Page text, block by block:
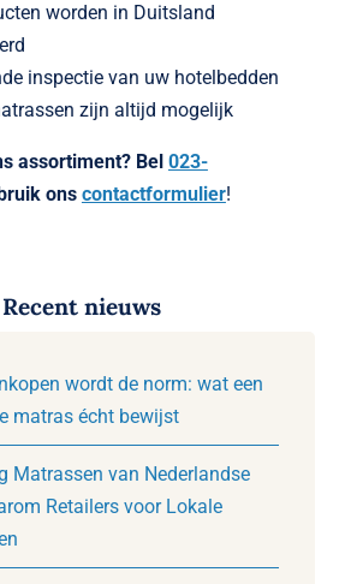
worden in Duitsland
inspectie van uw hotelbedden
zijn altijd mogelijk
assortiment? Bel 023-
ons contactformulier!
Recent nieuws
wordt de norm: wat een
matras écht bewijst
Matrassen van Nederlandse
Retailers voor Lokale